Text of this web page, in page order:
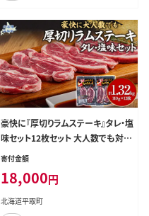
豪快に『厚切りラムステーキ』タレ・塩
味セット12枚セット 大人数でも対応
BRTI010
寄付金額
18,000円
北海道平取町